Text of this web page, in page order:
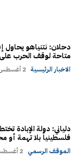
دحلان: نتنياهو يحاول
متاحة لوقف الحرب
الاخبار الرئيسية 2 أغسطس، 2026
فلسطينياً بلا تهمة أو
الموقف الرسمي 2 أغسطس، 2026